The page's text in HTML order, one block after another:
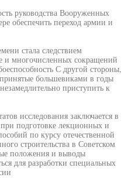
руководства Вооруженных
обеспечить переход армии и
стала следствием
и многочисленных сокращений
С другой стороны,
большевиками в годы
приступить к
исследования заключается в
подготовке лекционных и
по курсу отечественной
строительства в Советском
положения и выводы
для разработки специальных